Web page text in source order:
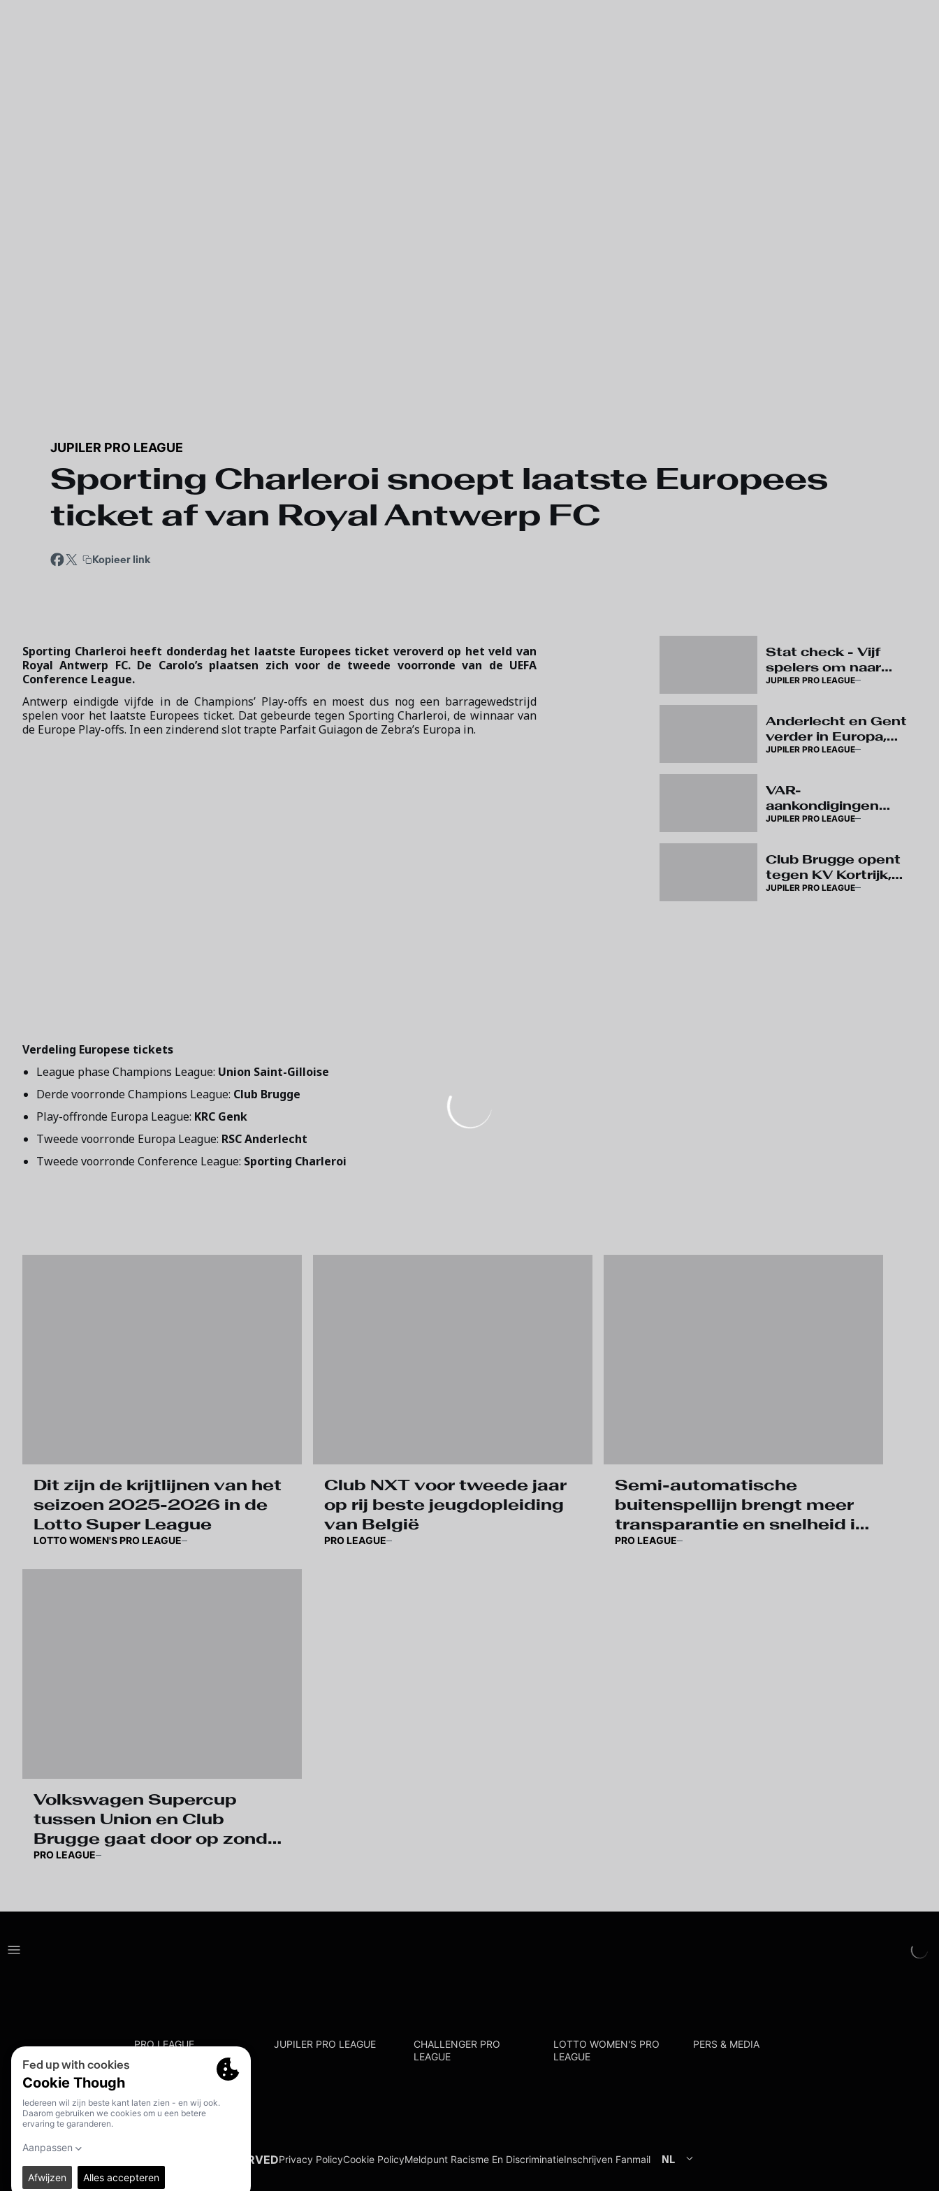
JUPILER PRO LEAGUE
Sporting Charleroi snoept laatste Europees
ticket af van Royal Antwerp FC
Kopieer link
Sporting Charleroi heeft donderdag het laatste Europees ticket veroverd op het veld van
Royal Antwerp FC. De Carolo’s plaatsen zich voor de tweede voorronde van de UEFA
Conference League.
Antwerp eindigde vijfde in de Champions’ Play-offs en moest dus nog een barragewedstrijd
spelen voor het laatste Europees ticket. Dat gebeurde tegen Sporting Charleroi, de winnaar van
de Europe Play-offs. In een zinderend slot trapte Parfait Guiagon de Zebra’s Europa in.
Verdeling Europese tickets
League phase Champions League: Union Saint-Gilloise
Derde voorronde Champions League: Club Brugge
Play-offronde Europa League: KRC Genk
Tweede voorronde Europa League: RSC Anderlecht
Tweede voorronde Conference League: Sporting Charleroi
Stat check - Vijf
spelers om naar
het stadion af te
JUPILER PRO LEAGUE
Anderlecht en Gent
verder in Europa,
wedstrijden op
verplaatst
JUPILER PRO LEAGUE
VAR-
aankondigingen
brengen komend
duidelijkheid over
arbitrage
JUPILER PRO LEAGUE
Club Brugge opent
tegen KV Kortrijk,
eerste Super
JUPILER PRO LEAGUE
Dit zijn de krijtlijnen van het
seizoen 2025-2026 in de
Lotto Super League
LOTTO WOMEN'S PRO LEAGUE
Club NXT voor tweede jaar
op rij beste jeugdopleiding
van België
PRO LEAGUE
Semi-automatische
buitenspellijn brengt meer
transparantie en snelheid in
arbitrage
PRO LEAGUE
Volkswagen Supercup
tussen Union en Club
Brugge gaat door op zondag
20 juli
PRO LEAGUE
PRO LEAGUE JUPILER PRO LEAGUE
CHALLENGER PRO
LEAGUE
LOTTO WOMEN'S PRO
LEAGUE
PERS & MEDIA
NL
Privacy PolicyCookie PolicyMeldpunt Racisme En DiscriminatieInschrijven Fanmail
© 2026. PRO LEAGUE. ALL RIGHTS RESERVED